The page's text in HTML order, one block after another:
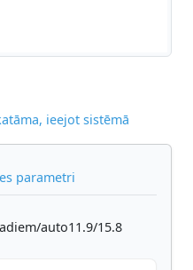
ieejot sistēmā
parametri
auto11.9/15.8